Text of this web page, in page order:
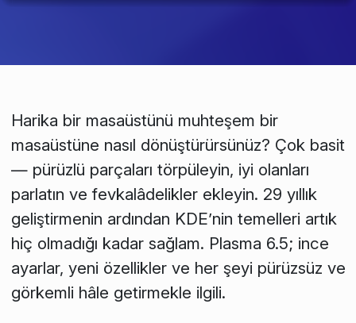
Harika bir masaüstünü muhteşem bir
masaüstüne nasıl dönüştürürsünüz? Çok basit
— pürüzlü parçaları törpüleyin, iyi olanları
parlatın ve fevkalâdelikler ekleyin. 29 yıllık
geliştirmenin ardından KDE’nin temelleri artık
hiç olmadığı kadar sağlam. Plasma 6.5; ince
ayarlar, yeni özellikler ve her şeyi pürüzsüz ve
görkemli hâle getirmekle ilgili.